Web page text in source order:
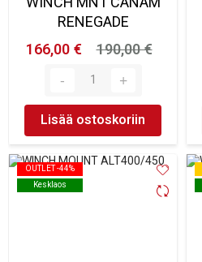
RENEGADE
166,00 €
190,00 €
Lisää ostoskoriin
OUTLET -44%
Kesklaos
OUTLET -44%
Kesklaos